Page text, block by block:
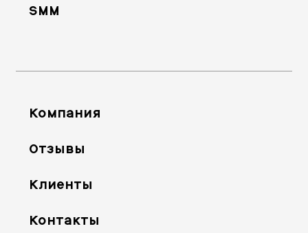
SMM
Компания
Отзывы
Клиенты
Контакты